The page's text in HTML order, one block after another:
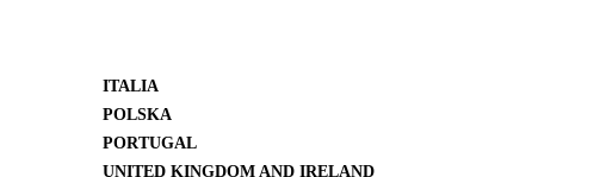
ITALIA
POLSKA
PORTUGAL
UNITED KINGDOM AND IRELAND